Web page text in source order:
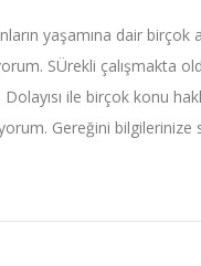
yaşamına dair birçok
SÜrekli çalışmakta
ile birçok konu
Gereğini bilgilerinize